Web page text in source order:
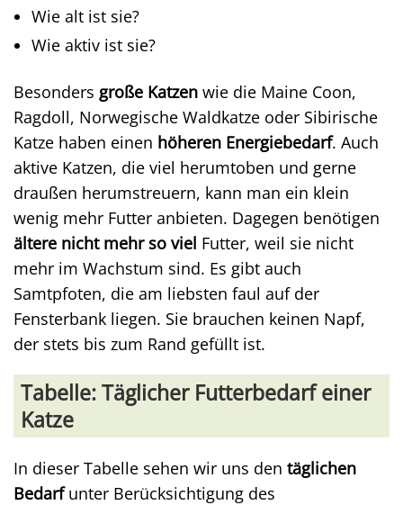
Wie alt ist sie?
Wie aktiv ist sie?
Besonders große Katzen wie die Maine Coon,
Ragdoll, Norwegische Waldkatze oder Sibirische
Katze haben einen höheren Energiebedarf. Auch
aktive Katzen, die viel herumtoben und gerne
draußen herumstreuern, kann man ein klein
wenig mehr Futter anbieten. Dagegen benötigen
ältere nicht mehr so viel Futter, weil sie nicht
mehr im Wachstum sind. Es gibt auch
Samtpfoten, die am liebsten faul auf der
Fensterbank liegen. Sie brauchen keinen Napf,
der stets bis zum Rand gefüllt ist.
Tabelle: Täglicher Futterbedarf einer
Katze
In dieser Tabelle sehen wir uns den täglichen
Bedarfunter Berücksichtigung des